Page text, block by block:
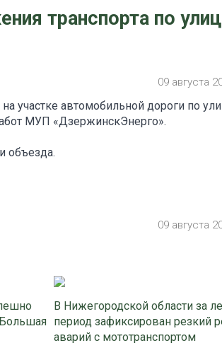
транспорта по
09 августа
участке автомобильной дороги по
МУП «ДзержинскЭнерго».
объезда.
09 августа
В Нижегородской области за
период зафиксирован резкий
аварий с мототранспортом